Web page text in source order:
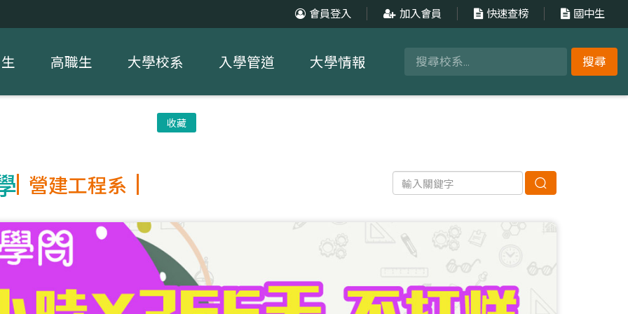
會員登入 加入會員 快速查榜 國中生
搜尋
高職生 大學校系 入學管道 大學情報
收藏
營建工程系